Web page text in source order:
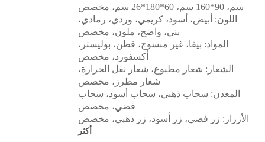
سم، 90*160 سم، 60*180*26 سم، مخصص
اللون: أبيض، أسود، كريمي، وردي، رمادي،
بني، واضح، ملون، مخصص
المواد: بيفا، غير منسوج، قطن، بوليستر،
أكسفورد، مخصص
الشعار: شعار مطبوع، شعار نقل الحرارة،
شعار مطرز، مخصص
المعدن: سحاب ذهبي، سحاب أسود، سحاب
فضي، مخصص
الأزرار: زر فضي، زر أسود، زر ذهبي، مخصص
أكثر